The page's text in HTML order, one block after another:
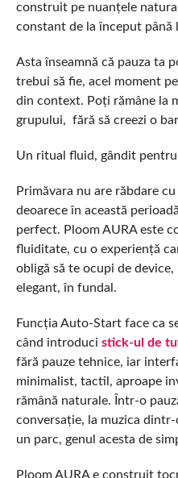
construit pe nuanțele
constant de la început până
Asta înseamnă că pauza ta
trebui să fie, acel moment
din context. Poți rămâne la
grupului, fără să creezi o
Un ritual fluid, gândit
Primăvara nu are răbdare
deoarece în această
perfect. Ploom AURA este
fluiditate, cu o experiență
obligă să te ocupi de
elegant, în fundal.
Funcția Auto-Start face ca
când introduci stick-ul de
fără pauze tehnice, iar
minimalist, tactil, aproape
rămână naturale. Într-o
conversație, la muzica
un parc, genul acesta de
Ploom AURA e construit